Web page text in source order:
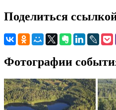
Поделиться
Фотографии